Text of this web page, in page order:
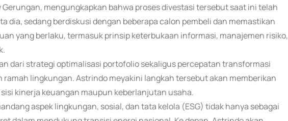
mengungkapkan bahwa proses divestasi tersebut saat ini telah
dia, sedang berdiskusi dengan beberapa calon pembeli dan memastikan
yang berlaku, termasuk prinsip keterbukaan informasi, manajemen risiko,
dari strategi optimalisasi portofolio sekaligus percepatan transformasi
lingkungan. Astrindo meyakini langkah tersebut akan memberikan
kinerja keuangan maupun keberlanjutan usaha.
aspek lingkungan, sosial, dan tata kelola (ESG) tidak hanya sebagai